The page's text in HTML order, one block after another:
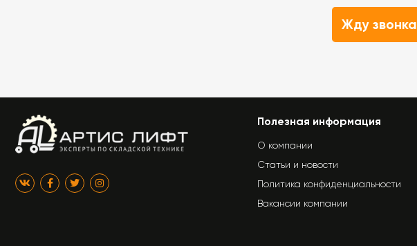
Жду звонка
Полезная информация
О компании
Статьи и новости
Политика конфиденциальности
Вакансии компании